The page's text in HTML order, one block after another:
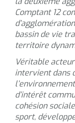
Comptant 12
bassin de vie
territoire
Véritable
intervient dans
d’intérêt
cohésion
sport,